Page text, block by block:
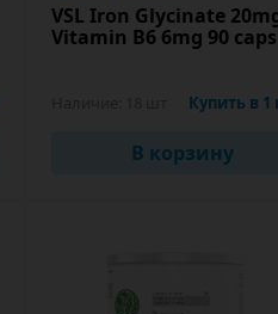
VSL Iron Glycinate
Vitamin B6 6mg 90 caps
Купить в 1
В корзину